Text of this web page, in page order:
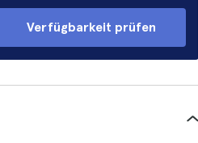
Verfügbarkeit prüfen